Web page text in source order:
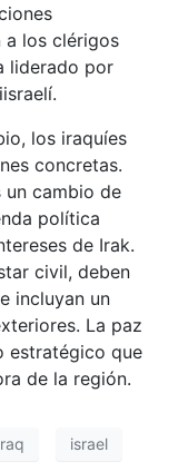
a los clérigos
liderado por
los iraquíes
concretas.
un cambio de
política
de Irak.
civil, deben
incluyan un
La paz
estratégico que
de la región.
israel